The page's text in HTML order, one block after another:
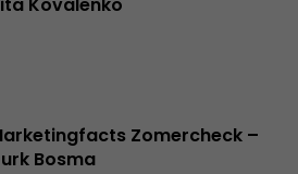
Zomercheck –
Bosma